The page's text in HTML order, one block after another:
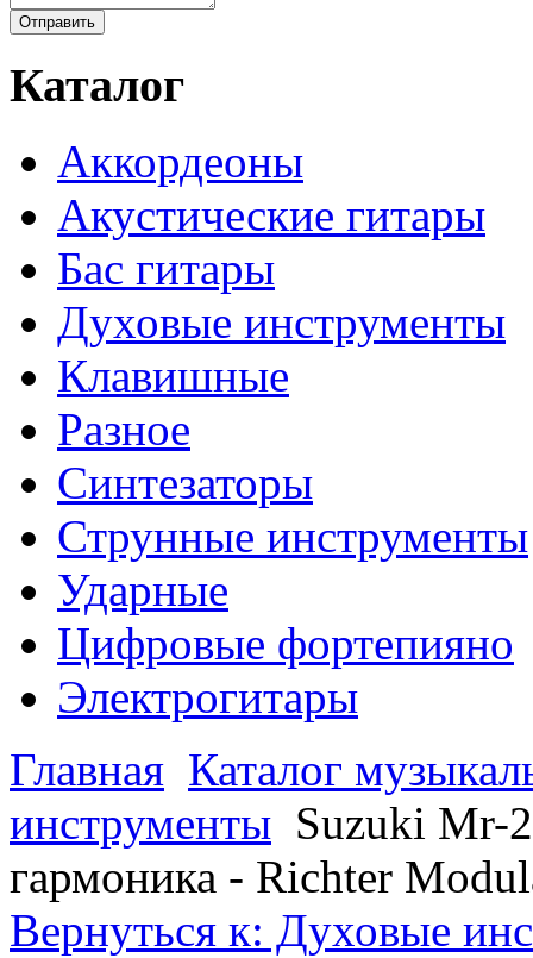
Каталог
Аккордеоны
Акустические гитары
Бас гитары
Духовые инструменты
Клавишные
Разное
Синтезаторы
Струнные инструменты
Ударные
Цифровые фортепияно
Электрогитары
Главная Каталог
инструменты Suzuki Mr-
гармоника - Richter
Вернуться к: Духовые